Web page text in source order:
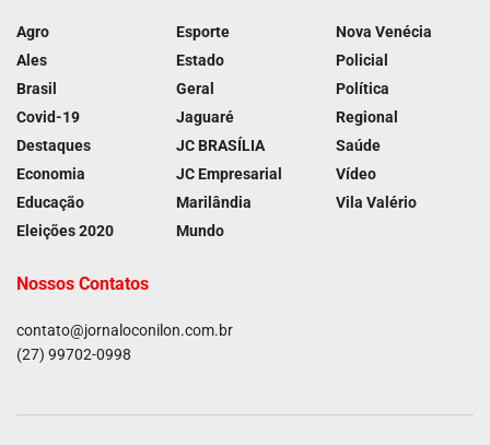
Agro
Ales
Brasil
Covid-19
Destaques
Economia
Educação
Eleições 2020
Esporte
Estado
Geral
Jaguaré
JC BRASÍLIA
JC Empresarial
Marilândia
Mundo
Nova Venécia
Policial
Política
Regional
Saúde
Vídeo
Vila Valério
Nossos Contatos
contato@jornaloconilon.com.br
(27) 99702-0998